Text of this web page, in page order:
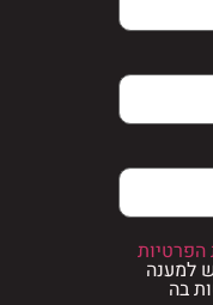
הפרטיות
למענה
בה